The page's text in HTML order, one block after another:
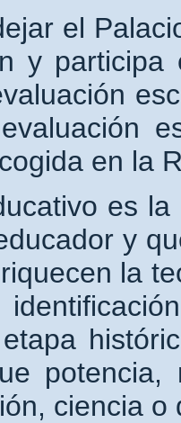
el
y participa
en la
es
y
la
ciencia o